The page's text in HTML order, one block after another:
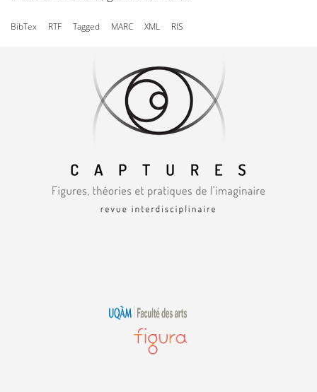
BibTex RTF Tagged MARC XML RIS